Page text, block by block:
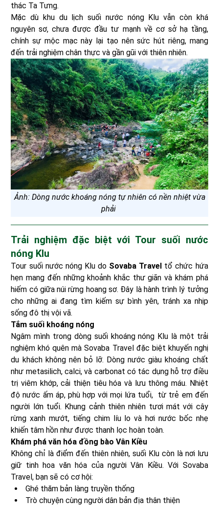
thác Ta Tưng.
Mặc dù khu du lịch suối nước nóng Klu vẫn còn khá
nguyên sơ, chưa được đầu tư mạnh về cơ sở hạ tầng,
chính sự mộc mạc này lại tạo nên sức hút riêng, mang
đến trải nghiệm chân thực và gần gũi với thiên nhiên.
Ảnh: Dòng nước khoáng nóng tự nhiên có nền nhiệt vừa
phải
Trải nghiệm đặc biệt với Tour suối nước
nóng Klu
Tour suối nước nóng Klu do Sovaba Travel tổ chức hứa
hẹn mang đến những khoảnh khắc thư giãn và khám phá
hiếm có giữa núi rừng hoang sơ. Đây là hành trình lý tưởng
cho những ai đang tìm kiếm sự bình yên, tránh xa nhịp
sống đô thị vội vã.
Tắm suối khoáng nóng
Ngâm mình trong dòng suối khoáng nóng Klu là một trải
nghiệm khó quên mà Sovaba Travel đặc biệt khuyến nghị
du khách không nên bỏ lỡ. Dòng nước giàu khoáng chất
như metasilich, calci, và carbonat có tác dụng hỗ trợ điều
trị viêm khớp, cải thiện tiêu hóa và lưu thông máu. Nhiệt
độ nước ấm áp, phù hợp với mọi lứa tuổi, từ trẻ em đến
người lớn tuổi. Khung cảnh thiên nhiên tươi mát với cây
rừng xanh mướt, tiếng chim líu lo và hơi nước bốc nhẹ
khiến tâm hồn như được thanh lọc hoàn toàn.
Khám phá văn hóa đồng bào Vân Kiều
Không chỉ là điểm đến thiên nhiên, suối Klu còn là nơi lưu
giữ tinh hoa văn hóa của người Vân Kiều. Với Sovaba
Travel, bạn sẽ có cơ hội:
Ghé thăm bản làng truyền thống
Trò chuyện cùng người dân bản địa thân thiện